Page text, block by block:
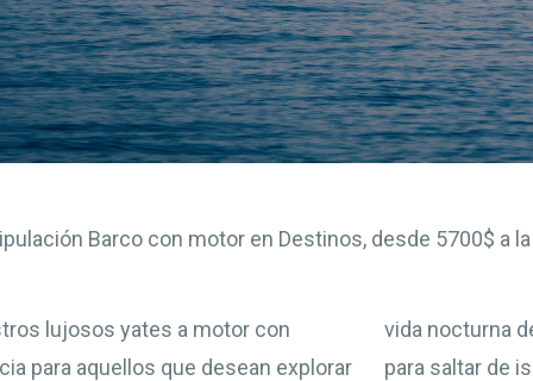
Barco con motor en Destinos, desde 5700$ a la
lujosos yates a motor con
para aquellos que desean explorar
vida nocturna
para saltar de